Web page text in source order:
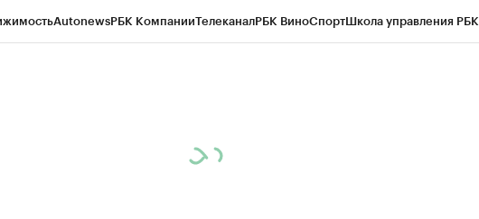
AutonewsРБК КомпанииТелеканалРБК ВиноСпортШкола управления РБК